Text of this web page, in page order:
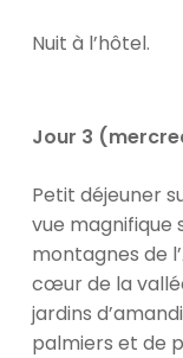
Nuit à l’hôtel.
Jour 3
Petit déjeuner
vue magnifique
montagnes de
cœur de la
jardins
palmiers et de